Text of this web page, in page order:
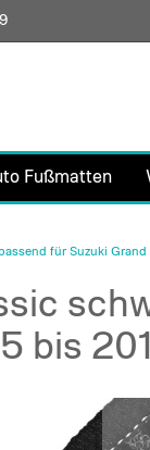
Direkt
zum
Fußmatten
für Suzuki
bis